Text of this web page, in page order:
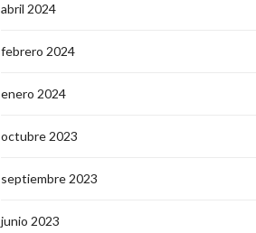
abril 2024
febrero 2024
enero 2024
octubre 2023
septiembre 2023
junio 2023